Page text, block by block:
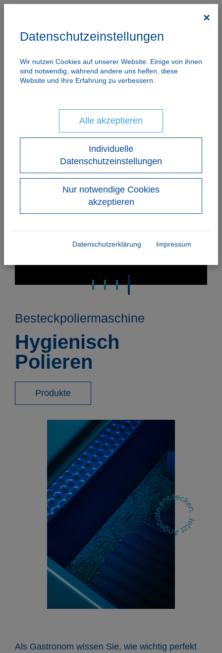
Besteckpoliermaschine
Hygienisch
Polieren
Produkte
Als Gastronom wissen Sie, wie wichtig perfekt
×
Datenschutzeinstellungen
Wir nutzen Cookies auf unserer Website. Einige von ihnen
sind notwendig, während andere uns helfen, diese
Website und Ihre Erfahrung zu verbessern.
Alle akzeptieren
Individuelle
Datenschutzeinstellungen
Nur notwendige Cookies
akzeptieren
Datenschutzerklärung Impressum